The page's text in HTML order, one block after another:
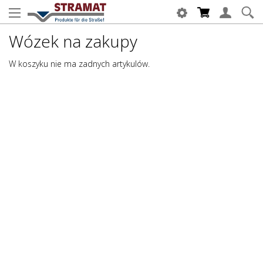
Wózek na zakupy
W koszyku nie ma zadnych artykulów.